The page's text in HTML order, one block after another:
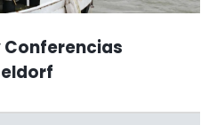
Conferencias